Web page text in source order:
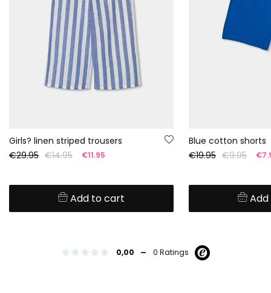
Girls? linen striped trousers
€29.95 €14.95 €11.95
Add to cart
Blue cotton shorts
€19.95 €9.95
0,00 - 0 Ratings